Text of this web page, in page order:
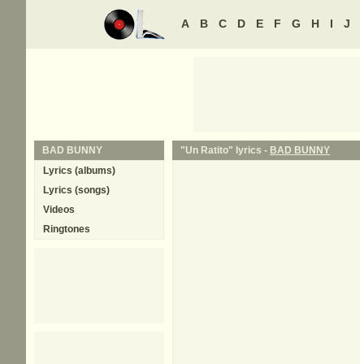
A B C D E F G H I J
"Un Ratito" lyrics - BAD BUNNY
BAD BUNNY
Lyrics (albums)
Lyrics (songs)
Videos
Ringtones